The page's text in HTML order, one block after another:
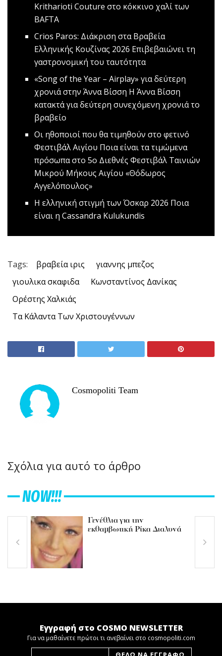
Kritharioti Couture στο κόκκινο χαλί των
BAFTA
Crios Paros: Διάκριση στα Βραβεία
Ελληνικής Κουζίνας 2026 Επιβεβαιώνει τη
γαστρονομική του ταυτότητα
«Song of the Year – Airplay» για δεύτερη
χρονιά στην Άννα Βίσση Η Άννα Βίσση
κατακτά για δεύτερη συνεχόμενη χρονιά το
βραβείο
Οι ηθοποιοί που θα τιμηθούν στο φετινό
Φεστιβάλ Αιγίου Ποια είναι τα τιμώμενα
πρόσωπα στο 5ο Διεθνές Φεστιβάλ Ταινιών
Μικρού Μήκους Αιγίου «Θόδωρος
Αγγελόπουλος»
Η ελληνική στιγμή των Όσκαρ 2026 Ποια
είναι η Cassandra Kulukundis
Tags: βραβεία ιρις
γιαννης μπεζος
γιουλικα σκαφιδα
Κωνσταντίνος Δανίκας
Ορέστης Χαλκιάς
Τα Κάλαντα Των Χριστουγέννων
Cosmopoliti Team
Σχόλια για αυτό το άρθρο
NOW!!!
Γενέθλια για την
εκθαμβωτική Ρίκα Διαλυνά
Εγγραφή στο COSMO NEWSLETTER
Για να μαθαίνετε πρώτοι τι ανεβαίνει στο cosmopoliti.com